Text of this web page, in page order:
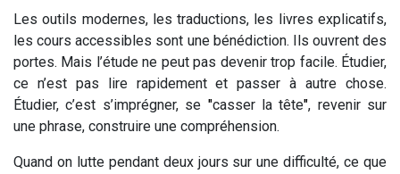
Les outils modernes, les traductions, les livres explicatifs,
les cours accessibles sont une bénédiction. Ils ouvrent des
portes. Mais l’étude ne peut pas devenir trop facile. Étudier,
ce n’est pas lire rapidement et passer à autre chose.
Étudier, c’est s’imprégner, se "casser la tête", revenir sur
une phrase, construire une compréhension.
Quand on lutte pendant deux jours sur une difficulté, ce que